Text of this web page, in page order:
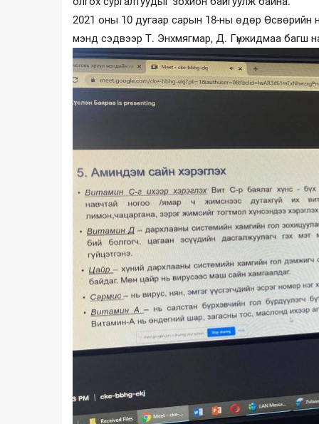
2021 оны 10 дугаар сарын 18-ны өдөр Өсвөрийн
мэнд сэдвээр Т. Энхмягмар, Д. Гүнжидмаа багш